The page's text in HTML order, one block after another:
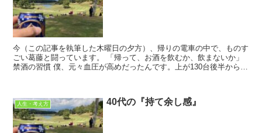
今（この記事を執筆した木曜日の夕方）、帰りの電車の中で、ものす
ごい葛藤と闘っています。 「帰って、お酒を飲むか、飲まないか」
禁酒の習慣 僕、元々血圧が高めだったんです。上が130台後半から
人生・考え方 40代の『持て余し感』